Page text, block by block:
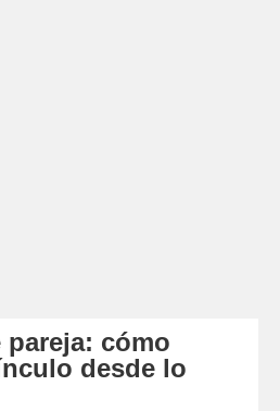
pareja: cómo
desde lo